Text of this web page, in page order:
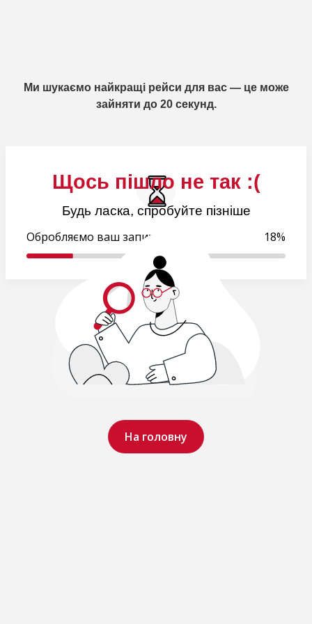
Щось пішло не так :(
Будь ласка, спробуйте пізніше
На головну
Ми шукаємо найкращі рейси для вас — це може
зайняти до 20 секунд.
Обробляємо ваш запит.. 18%